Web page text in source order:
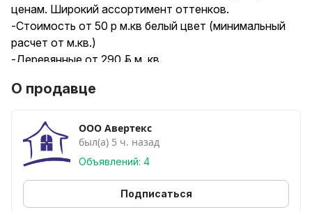
ценам. Широкий ассортимент оттенков.
-Стоимость от 50 р м.кв белый цвет (минимальный
расчет от м.кв.)
-Деревянные от 290 руб. м. кв.
Европочта
О продавце
ООО Авертекс
был(а) 5 ч. назад
Объявлений: 4
Подписаться